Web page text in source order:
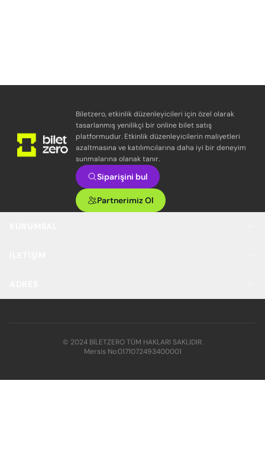
Biletzero, etkinlik düzenleyicileri için özel olarak
tasarlanmış yenilikçi bir online bilet satış
platformudur. Etkinlik düzenleyicilerin maliyetleri
azaltmasına ve katılımcılarına daha iyi bir deneyim
sunmalarına olanak tanır.
Siparişini bul
Partnerimiz Ol
© 2024 BİLETZERO TÜM HAKLARI SAKLIDIR.
Mersis No:0171072493400001